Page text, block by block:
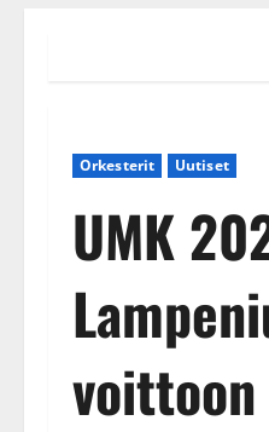
Orkesterit Uutiset
UMK
voittoon